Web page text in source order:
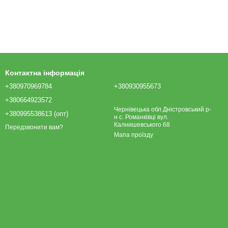
Контактна інформація
+380970969784
+380664923572
+380995538613 (опт)
Передзвонити вам?
+380930955673
Чернівецька обл Дністровський р-
н с. Романківці вул.
Калнишевського 68
Мапа проїзду